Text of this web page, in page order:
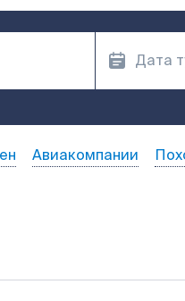
Авиакомпании